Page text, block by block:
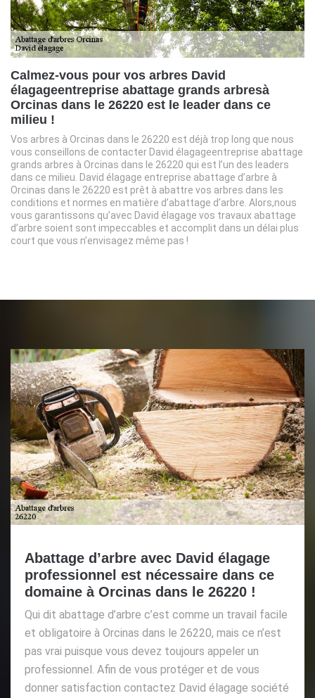
Calmez-vous pour vos arbres David
élagageentreprise abattage grands arbresà
Orcinas dans le 26220 est le leader dans ce
milieu !
Vos arbres à Orcinas dans le 26220 est déjà trop long que nous
vous conseillons de contacter David élagageentreprise abattage
grands arbres à Orcinas dans le 26220 qui est l’un des leaders
dans ce milieu. David élagage entreprise abattage d’arbre à
Orcinas dans le 26220 est prêt à abattre vos arbres dans les
conditions et normes en matière d’abattage d’arbre. Alors,nous
vous garantissons qu’avec David élagage vos travaux abattage
d’arbre soient sont impeccables et accomplit dans un délai plus
court que vous n’envisagez même pas !
Abattage d’arbre avec David élagage
professionnel est nécessaire dans ce
domaine à Orcinas dans le 26220 !
Qui dit abattage d’arbre c’est comme un travail facile
et obligatoire à Orcinas dans le 26220, mais ce n’est
pas vrai puisque vous devez toujours appeler un
professionnel. Afin de vous protéger et de vous
donner satisfaction contactez David élagage société